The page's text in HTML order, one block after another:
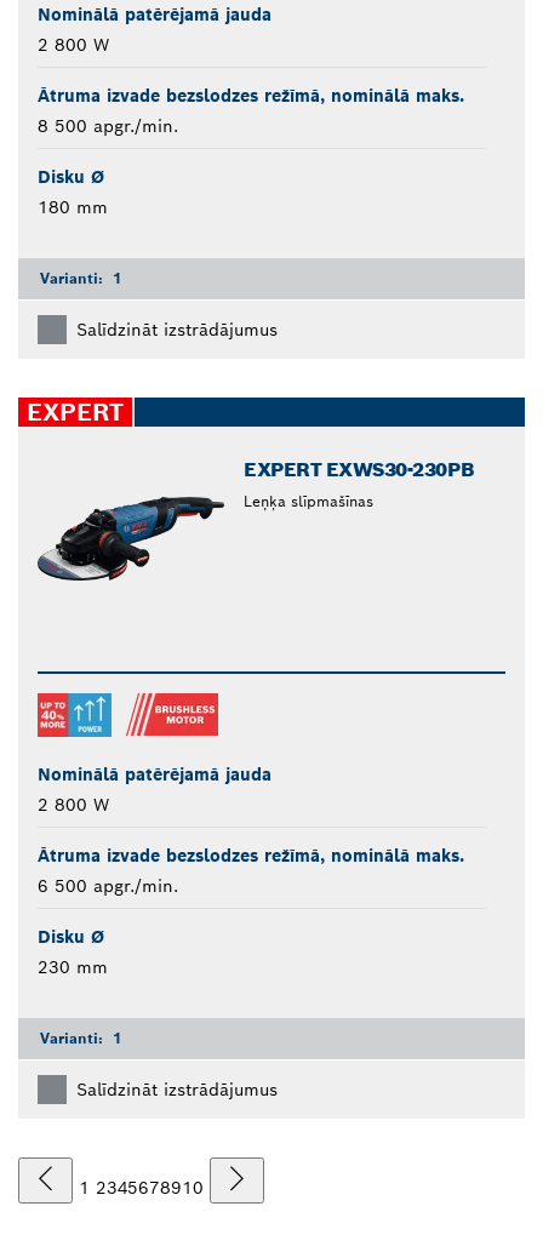
Nominālā patērējamā jauda
2 800 W
Ātruma izvade bezslodzes režīmā, nominālā maks.
8 500 apgr./min.
Disku Ø
180 mm
Varianti: 1
Salīdzināt izstrādājumus
EXPERT
EXPERT EXWS30-230PB
Leņķa slīpmašīnas
Nominālā patērējamā jauda
2 800 W
Ātruma izvade bezslodzes režīmā, nominālā maks.
6 500 apgr./min.
Disku Ø
230 mm
Varianti: 1
Salīdzināt izstrādājumus
1 2345678910